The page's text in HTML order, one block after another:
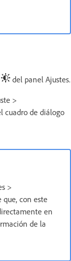
del panel Ajustes.
>
cuadro de diálogo
>
que, con este
en
de la